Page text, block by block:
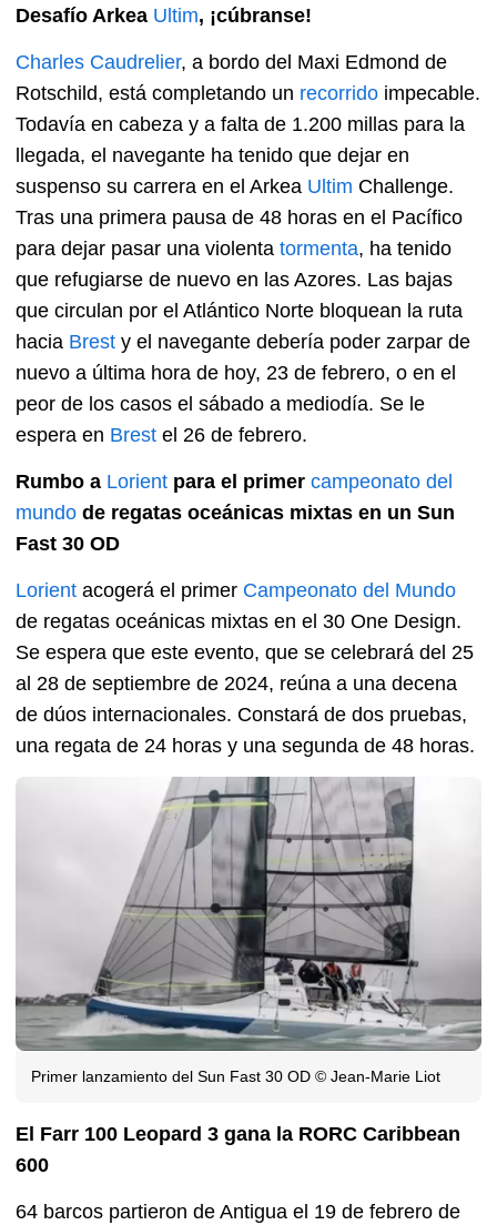
Desafío Arkea Ultim, ¡cúbranse!
Charles Caudrelier, a bordo del Maxi Edmond de
Rotschild, está completando un recorrido impecable.
Todavía en cabeza y a falta de 1.200 millas para la
llegada, el navegante ha tenido que dejar en
suspenso su carrera en el Arkea Ultim Challenge.
Tras una primera pausa de 48 horas en el Pacífico
para dejar pasar una violenta tormenta, ha tenido
que refugiarse de nuevo en las Azores. Las bajas
que circulan por el Atlántico Norte bloquean la ruta
hacia Brest y el navegante debería poder zarpar de
nuevo a última hora de hoy, 23 de febrero, o en el
peor de los casos el sábado a mediodía. Se le
espera en Brest el 26 de febrero.
Rumbo a Lorient para el primer campeonato del
mundo de regatas oceánicas mixtas en un Sun
Fast 30 OD
Lorient acogerá el primer Campeonato del Mundo
de regatas oceánicas mixtas en el 30 One Design.
Se espera que este evento, que se celebrará del 25
al 28 de septiembre de 2024, reúna a una decena
de dúos internacionales. Constará de dos pruebas,
una regata de 24 horas y una segunda de 48 horas.
Primer lanzamiento del Sun Fast 30 OD © Jean-Marie Liot
El Farr 100 Leopard 3 gana la RORC Caribbean
600
64 barcos partieron de Antigua el 19 de febrero de